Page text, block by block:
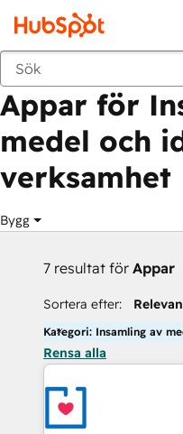
Tillbaka
Appar för
medel och
verksamhet
Bygg
7 resultat för Appar
Sortera efter:
Kategori: Insamling av
Rensa alla